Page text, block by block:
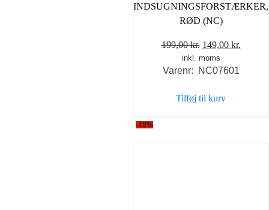
INDSUGNINGSFORSTÆRKER,
RØD (NC)
199,00kr. Den
oprindelige
pris
199,00 kr..
149,00 kr.
inkl. moms
Varenr: NC07601
Tilføj til kurv
-19%